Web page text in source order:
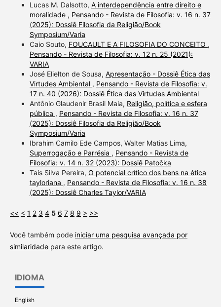
Lucas M. Dalsotto, A interdependência entre direito e
moralidade , Pensando - Revista de Filosofia: v. 16 n. 37
(2025): Dossiê Filosofia da Religião/Book
Symposium/Varia
Caio Souto, FOUCAULT E A FILOSOFIA DO CONCEITO ,
Pensando - Revista de Filosofia: v. 12 n. 25 (2021):
VARIA
José Elielton de Sousa, Apresentação - Dossiê Ética das
Virtudes Ambiental , Pensando - Revista de Filosofia: v.
17 n. 40 (2026): Dossiê Ética das Virtudes Ambiental
Antônio Glaudenir Brasil Maia, Religião, política e esfera
pública , Pensando - Revista de Filosofia: v. 16 n. 37
(2025): Dossiê Filosofia da Religião/Book
Symposium/Varia
Ibrahim Camilo Ede Campos, Walter Matias Lima,
Superrogação e Parrésia , Pensando - Revista de
Filosofia: v. 14 n. 32 (2023): Dossiê Patočka
Taís Silva Pereira, O potencial crítico dos bens na ética
tayloriana , Pensando - Revista de Filosofia: v. 16 n. 38
(2025): Dossiê Charles Taylor/VARIA
<< < 1 2 3 4 5 6 7 8 9 > >>
Você também pode iniciar uma pesquisa avançada por
similaridadepara este artigo.
IDIOMA
English